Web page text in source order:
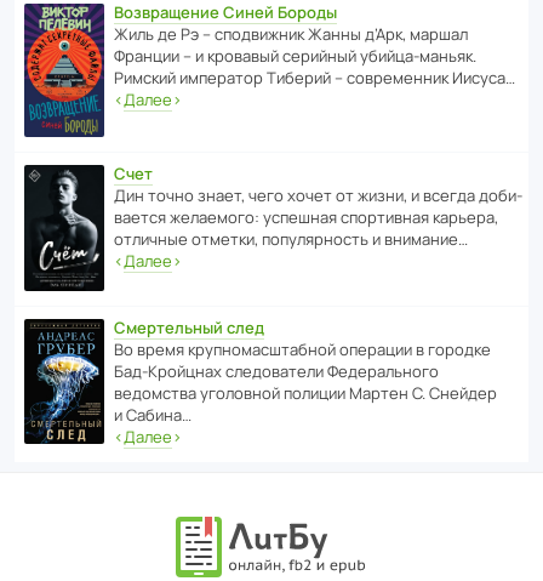
Возвращение Синей Бороды
Жиль де Рэ – спод­ви­жник Жанны д’Арк, маршал
Франции – и кровавый серийный убийца-маньяк.
Римский импе­ратор Тиберий – совре­менник Иисуса…
‹Далее›
Счет
Дин точно знает, чего хочет от жизни, и всегда доби­
ва­ется жела­е­мого: успе­шная спор­ти­вная карьера,
отли­чные отметки, попу­ля­р­ность и внимание…
‹Далее›
Смертельный след
Во время круп­но­мас­ш­та­бной операции в городке
Бад‑Крой­цнах следо­ва­тели Феде­раль­ного
ведомства уголо­вной полиции Мартен С. Снейдер
и Сабина…
‹Далее›